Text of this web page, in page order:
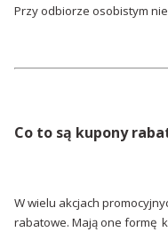
Przy odbiorze osobistym
Co to są kupony
W wielu akcjach
rabatowe. Mają one formę